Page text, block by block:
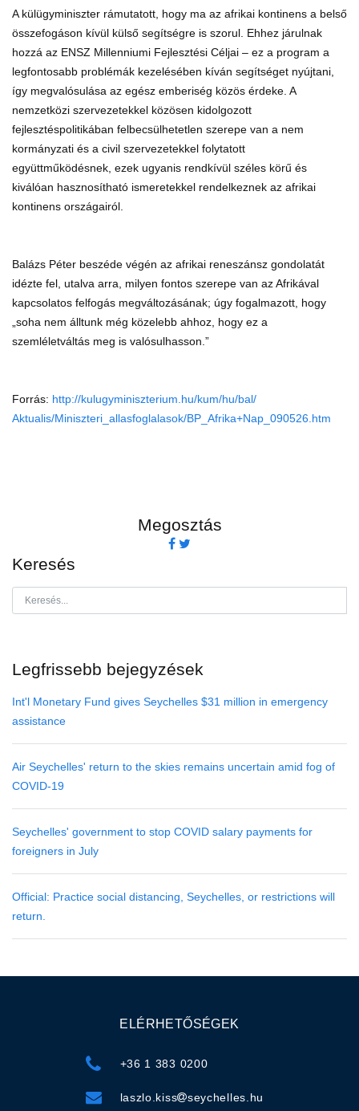
A külügyminiszter rámutatott, hogy ma az afrikai kontinens a belső
összefogáson kívül külső segítségre is szorul. Ehhez járulnak
hozzá az ENSZ Millenniumi Fejlesztési Céljai – ez a program a
legfontosabb problémák kezelésében kíván segítséget nyújtani,
így megvalósulása az egész emberiség közös érdeke. A
nemzetközi szervezetekkel közösen kidolgozott
fejlesztéspolitikában felbecsülhetetlen szerepe van a nem
kormányzati és a civil szervezetekkel folytatott
együttműködésnek, ezek ugyanis rendkívül széles körű és
kiválóan hasznosítható ismeretekkel rendelkeznek az afrikai
kontinens országairól.
Balázs Péter beszéde végén az afrikai reneszánsz gondolatát
idézte fel, utalva arra, milyen fontos szerepe van az Afrikával
kapcsolatos felfogás megváltozásának; úgy fogalmazott, hogy
„soha nem álltunk még közelebb ahhoz, hogy ez a
szemléletváltás meg is valósulhasson.”
Forrás: http://kulugyminiszterium.hu/kum/hu/bal/
Aktualis/Miniszteri_allasfoglalasok/BP_Afrika+Nap_090526.htm
Megosztás
Keresés
Legfrissebb bejegyzések
Int'l Monetary Fund gives Seychelles $31 million in emergency
assistance
Air Seychelles' return to the skies remains uncertain amid fog of
COVID-19
Seychelles' government to stop COVID salary payments for
foreigners in July
Official: Practice social distancing, Seychelles, or restrictions will
return.
ELÉRHETŐSÉGEK
+36 1 383 0200
laszlo.kiss seychelles.hu